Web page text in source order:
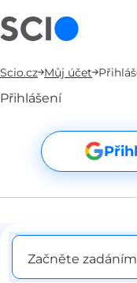
Scio.cz Můj účet
Přihlášení
Začněte